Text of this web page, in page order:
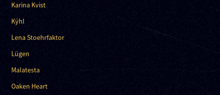
Karina Kvist
Kÿhl
Lena Stoehrfaktor
Lügen
Malatesta
Oaken Heart